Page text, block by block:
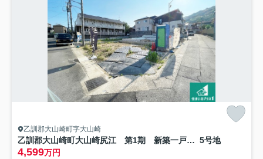
乙訓郡大山崎町字大山崎
乙訓郡大山崎町大山崎尻江 第1期 新築一戸建て 5号地
4,599万円